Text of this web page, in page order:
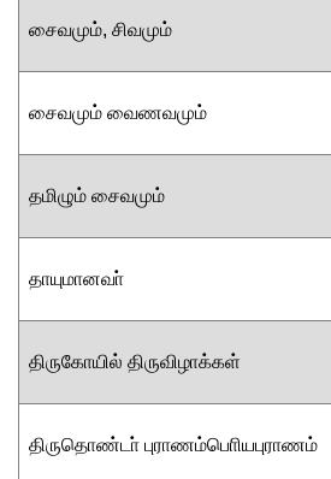
சைவமும், சிவமும்
சைவமும் வைணவமும்
தமிழும் சைவமும்
தாயுமானவா்
திருகோயில் திருவிழாக்கள்
திருதொண்டா் புராணம்பொியபுராணம்